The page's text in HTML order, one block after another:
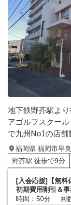
地下鉄野芥駅よ
アゴルフスクー
で九州No1の店舗
福岡県 福岡市早
野芥駅 徒歩で9分
[入会応援]【無料
初期費用割引＆
時間：50分
回